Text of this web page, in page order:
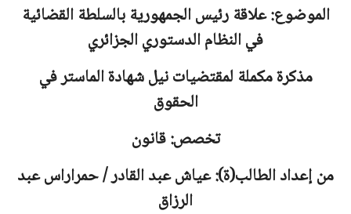
الموضوع: علاقة رئيس الجمهورية بالسلطة القضائية
في النظام الدستوري الجزائري
مذكرة مكملة لمقتضيات نيل شهادة الماستر في
الحقوق
تخصص: قانون
من إعداد الطالب(ة): عياش عبد القادر / حمراراس عبد
الرزاق